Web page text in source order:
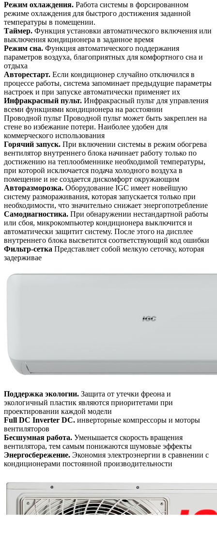
Режим охлаждения. Работа системы в форсированном
режиме охлаждения для быстрого достижения заданной
температуры в помещении.
Таймер. Функция установки автоматического включения или
выключения кондиционера в заданное время
Режим сна. Функция автоматического поддержания
параметров воздуха, благоприятных для комфортного сна и
отдыха
Авторестарт. Если кондиционер случайно отключился в
процессе работы, система запоминает предыдущие параметры
настроек и при запуске автоматически применяет их
Инфракрасный пульт. Инфракрасный пульт для управления
всеми функциями кондиционера на расстоянии
Проводной пульт Проводной пульт может быть закреплен на
стене во избежание потери. Наиболее удобен для
коммерческого использования
Горячий запуск. При включении системы в режим обогрева
вентилятор внутреннего блока начинает работу только по
достижению на теплообменнике необходимой температуры,
при которой исключается подача холодного воздуха в
помещение и не создается дискомфорт окружающим
Авторазморозка. Оборудование IGC имеет новейшую
систему размораживания, которая запускается только при
необходимости, что значительно снижает энергопотребление
Самодиагностика. При обнаружении нестандартной работы
или сбоя, микрокомпьютер кондиционера выключится и
автоматически защитит систему. После этого на дисплее
внутреннего блока высветится соответствующий код ошибки
Фильтр-сетка Представляет собой мелкую сеточку, которая
задерживае
Поддержка экологии. Защита от утечки фреона и
экологичный пластик являются приоритетами при
проектировании каждой модели
Full DC Inverter DC. инверторные компрессоры и моторы
вентиляторов
Бесшумная работа. Уменьшается скорость вращения
вентилятора, тем самым понижаются шумовые эффекты
Энергосбережение. Экономия электроэнергии в сравнении с
кондиционерами постоянной производительности